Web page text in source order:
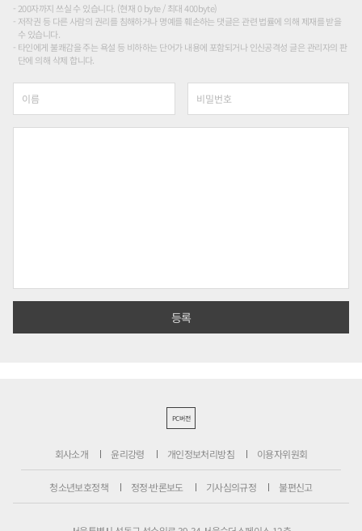
200자까지 쓰실 수 있습니다. (현재 0 byte / 최대 400byte)
저작권 등 다른 사람의 권리를 침해하거나 명예를 훼손하는 댓글은 관련 법률에 의해 제재를 받을
수 있습니다.
타인에게 불쾌감을 주는 욕설 등 비하하는 단어가 내용에 포함되거나 인신공격성 글은 관리자의 판
단에 의해 삭제 합니다.
PC버전
회사소개 윤리강령 개인정보처리방침 이용자위원회
청소년보호정책 정정·반론보도 기사심의규정 불편신고